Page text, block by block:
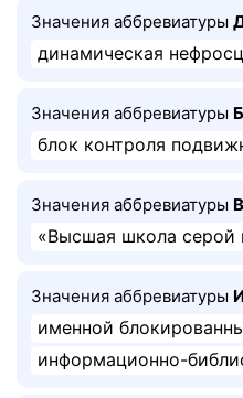
Значения аббревиатуры
динамическая
Значения аббревиатуры
блок контроля
Значения аббревиатуры
«Высшая школа серой
Значения аббревиатуры
именной
информационно-